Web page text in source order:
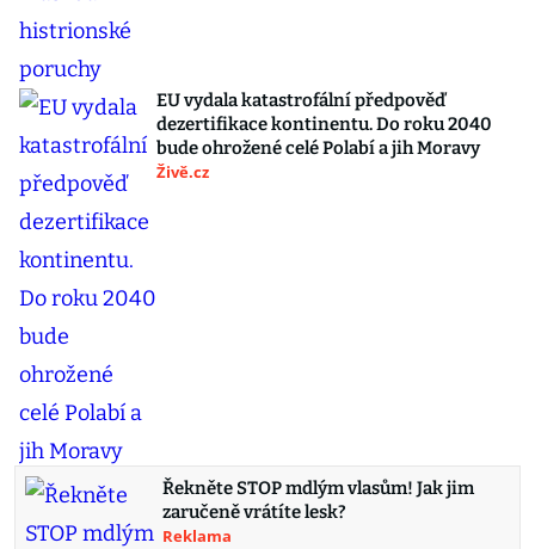
EU vydala katastrofální předpověď
dezertifikace kontinentu. Do roku 2040
bude ohrožené celé Polabí a jih Moravy
Živě.cz
Řekněte STOP mdlým vlasům! Jak jim
zaručeně vrátíte lesk?
Reklama